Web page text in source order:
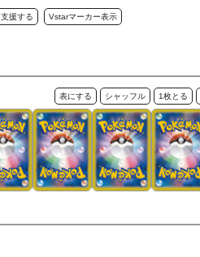
支援する Vstarマーカー表示
表にする シャッフル 1枚とる